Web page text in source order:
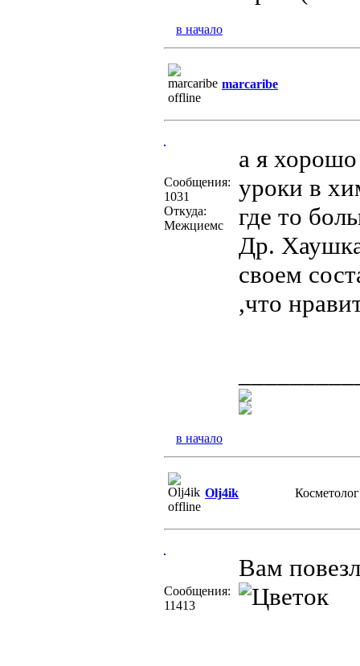
в начало
marcaribe
Сообщения:
1031
Откуда:
Межциемс
а я
уроки в
где то
Др.
своем
,что
в начало
Olj4ik Косметолог
Сообщения:
11413
Вам